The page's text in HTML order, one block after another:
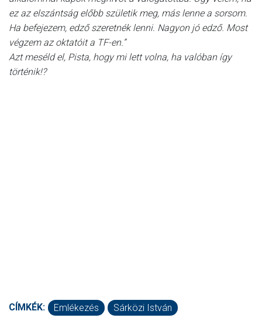
ez az elszántság előbb születik meg, más lenne a sorsom.
Ha befejezem, edző szeretnék lenni. Nagyon jó edző. Most
végzem az oktatóit a TF-en.”
Azt meséld el, Pista, hogy mi lett volna, ha valóban így
történik!?
CÍMKÉK: Emlékezés Sárközi István